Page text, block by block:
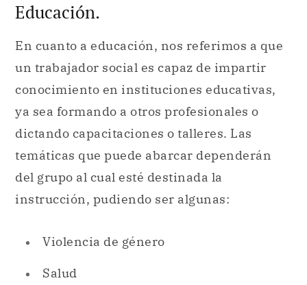
Educación.
En cuanto a educación, nos referimos a que
un trabajador social es capaz de impartir
conocimiento en instituciones educativas,
ya sea formando a otros profesionales o
dictando capacitaciones o talleres. Las
temáticas que puede abarcar dependerán
del grupo al cual esté destinada la
instrucción, pudiendo ser algunas:
Violencia de género
Salud